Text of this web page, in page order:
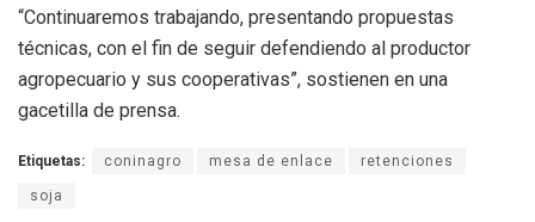
“Continuaremos trabajando, presentando propuestas
técnicas, con el fin de seguir defendiendo al productor
agropecuario y sus cooperativas”, sostienen en una
gacetilla de prensa.
Etiquetas: coninagro mesa de enlace retenciones
soja